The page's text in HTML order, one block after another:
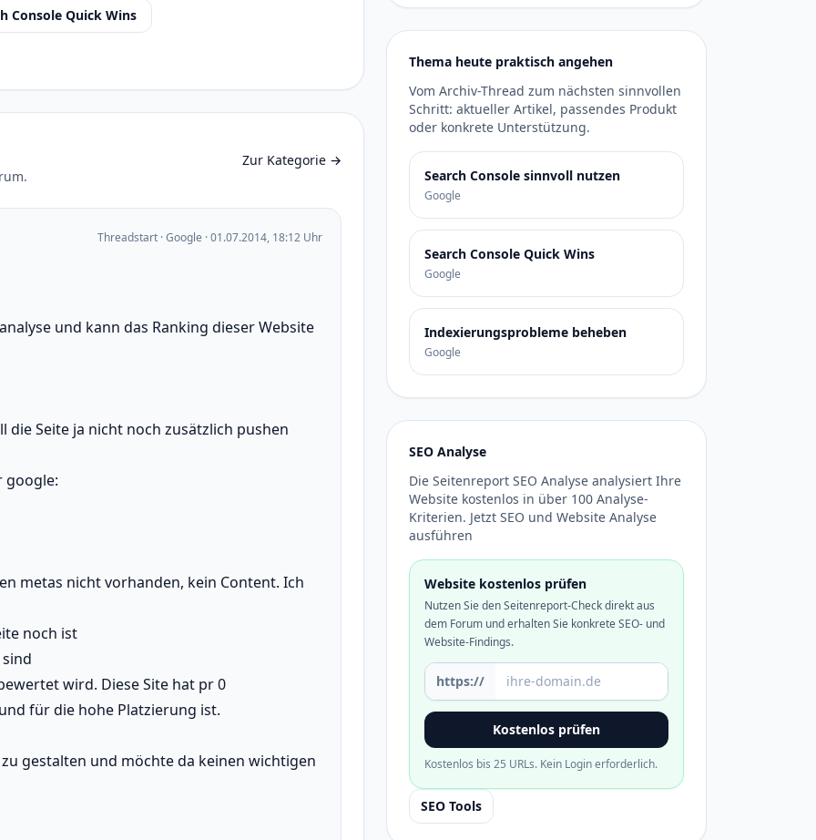
Console Quick Wins
Zur Kategorie →
Threadstart · Google · 01.07.2014, 18:12 Uhr
und kann das Ranking dieser Website
Seite ja nicht noch zusätzlich pushen
google:
metas nicht vorhanden, kein Content. Ich
noch ist
wird. Diese Site hat pr 0
für die hohe Platzierung ist.
gestalten und möchte da keinen wichtigen
Thema heute praktisch angehen
Vom Archiv-Thread zum nächsten sinnvollen
Schritt: aktueller Artikel, passendes Produkt
oder konkrete Unterstützung.
Search Console sinnvoll nutzen
Google
Search Console Quick Wins
Google
Indexierungsprobleme beheben
Google
SEO Analyse
Die Seitenreport SEO Analyse analysiert Ihre
Website kostenlos in über 100 Analyse-
Kriterien. Jetzt SEO und Website Analyse
ausführen
Website kostenlos prüfen
Nutzen Sie den Seitenreport-Check direkt aus
dem Forum und erhalten Sie konkrete SEO- und
Website-Findings.
Domain oder URL
https://
Kostenlos prüfen
Kostenlos bis 25 URLs. Kein Login erforderlich.
SEO Tools